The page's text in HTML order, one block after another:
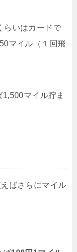
らいはカードで
マイル（１回飛
1,500マイル貯ま
ばさらにマイル